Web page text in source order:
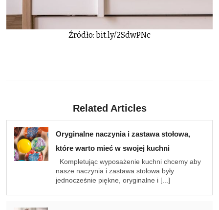
Źródło: bit.ly/2SdwPNc
Related Articles
Oryginalne naczynia i zastawa stołowa,
które warto mieć w swojej kuchni
Kompletując wyposażenie kuchni chcemy aby
nasze naczynia i zastawa stołowa były
jednocześnie piękne, oryginalne i [...]